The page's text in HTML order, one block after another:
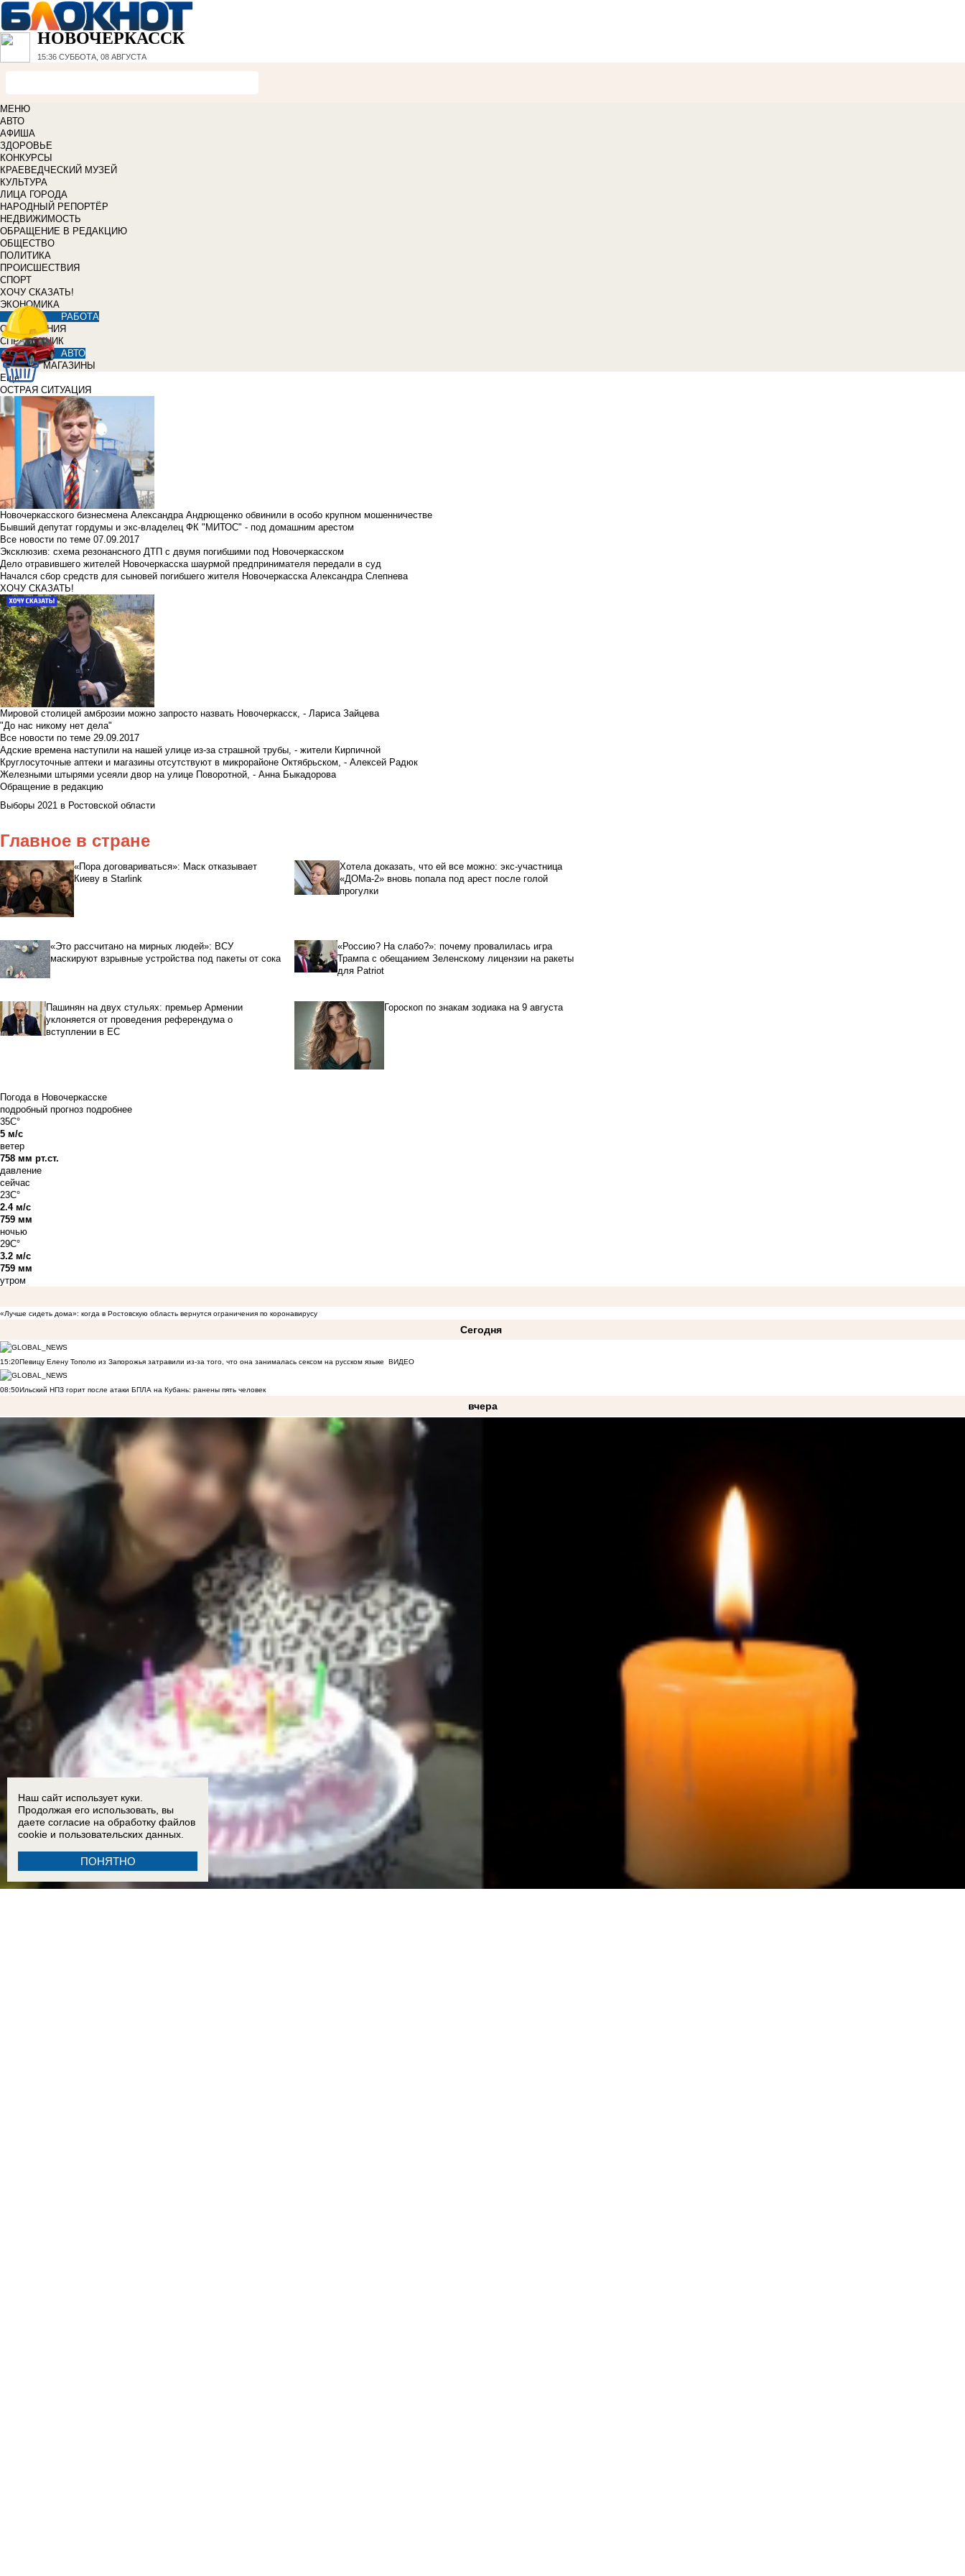
НОВОЧЕРКАССК
15:36 СУББОТА, 08 АВГУСТА
МЕНЮ
АВТО
АФИША
ЗДОРОВЬЕ
КОНКУРСЫ
КРАЕВЕДЧЕСКИЙ МУЗЕЙ
КУЛЬТУРА
ЛИЦА ГОРОДА
НАРОДНЫЙ РЕПОРТЁР
НЕДВИЖИМОСТЬ
ОБРАЩЕНИЕ В РЕДАКЦИЮ
ОБЩЕСТВО
ПОЛИТИКА
ПРОИСШЕСТВИЯ
СПОРТ
ХОЧУ СКАЗАТЬ!
ЭКОНОМИКА
РАБОТА
ОБЪЯВЛЕНИЯ
СПРАВОЧНИК
АВТО
МАГАЗИНЫ
Еще
ОСТРАЯ СИТУАЦИЯ
Новочеркасского бизнесмена Александра Андрющенко обвинили в особо крупном мошенничестве
Бывший депутат гордумы и экс-владелец ФК "МИТОС" - под домашним арестом
Все новости по теме 07.09.2017
Эксклюзив: схема резонансного ДТП с двумя погибшими под Новочеркасском
Дело отравившего жителей Новочеркасска шаурмой предпринимателя передали в суд
Начался сбор средств для сыновей погибшего жителя Новочеркасска Александра Слепнева
ХОЧУ СКАЗАТЬ!
Мировой столицей амброзии можно запросто назвать Новочеркасск, - Лариса Зайцева
"До нас никому нет дела"
Все новости по теме 29.09.2017
Адские времена наступили на нашей улице из-за страшной трубы, - жители Кирпичной
Круглосуточные аптеки и магазины отсутствуют в микрорайоне Октябрьском, - Алексей Радюк
Железными штырями усеяли двор на улице Поворотной, - Анна Быкадорова
Обращение в редакцию
Выборы 2021 в Ростовской области
Главное в стране
«Пора договариваться»: Маск отказывает
Киеву в Starlink
Хотела доказать, что ей все можно: экс-участница
«ДОМа-2» вновь попала под арест после голой
прогулки
«Это рассчитано на мирных людей»: ВСУ
маскируют взрывные устройства под пакеты от сока
«Россию? На слабо?»: почему провалилась игра
Трампа с обещанием Зеленскому лицензии на ракеты
для Patriot
Пашинян на двух стульях: премьер Армении
уклоняется от проведения референдума о
вступлении в ЕС
Гороскоп по знакам зодиака на 9 августа
Погода в Новочеркасске
подробный прогноз подробнее
35C°
5 м/с
ветер
758 мм рт.ст.
давление
сейчас
23C°
2.4 м/с
759 мм
ночью
29C°
3.2 м/с
759 мм
утром
«Лучше сидеть дома»: когда в Ростовскую область вернутся ограничения по коронавирусу
Сегодня
15:20Певицу Елену Тополю из Запорожья затравили из-за того, что она занималась сексом на русском языке ВИДЕО
08:50Ильский НПЗ горит после атаки БПЛА на Кубань: ранены пять человек
вчера
Наш сайт использует куки.
Продолжая его использовать, вы
даете согласие на обработку файлов
cookie и пользовательских данных.
ПОНЯТНО